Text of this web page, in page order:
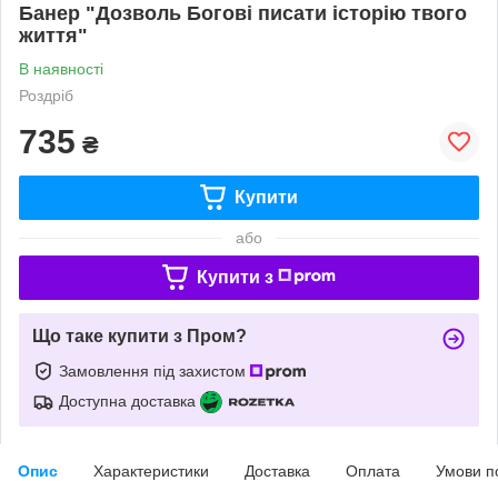
Банер "Дозволь Богові писати історію твого
життя"
В наявності
Роздріб
735 ₴
Купити
або
Купити з
Що таке купити з Пром?
Замовлення під захистом
Доступна доставка
Опис Характеристики Доставка Оплата Умови